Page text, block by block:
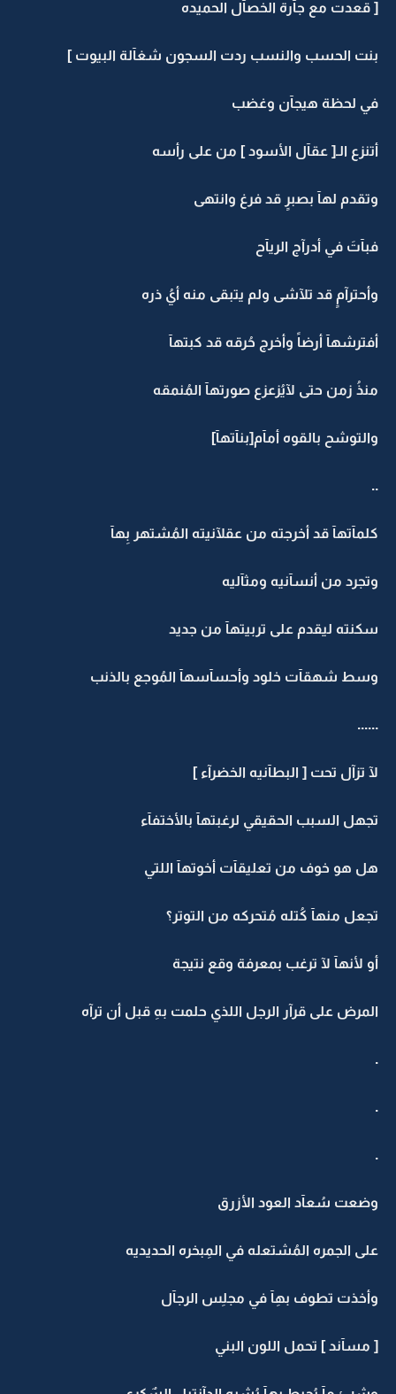
[ قعدت مع جآرة الخصآل الحميده
بنت الحسب والنسب ردت السجون شغآلة البيوت ]
في لحظة هيجآن وغضب
أتنزع الـ[ عقآل الأسود ] من على رأسه
وتقدم لهآ بصبرٍ قد فرغ وانتهى
فبآتَ في أدرآج الريآح
وأحترآمٍ قد تلآشى ولم يتبقى منه أيُ ذره
أفترشهآ أرضاً وأخرج حُرقه قد كبتهآ
منذُ زمن حتى لآيُزعزع صورتهآ المُنمقه
والتوشح بالقوه أمآم[بنآتهآ]
..
كلمآتهآ قد أخرجته من عقلآنيته المُشتهر بِهآ
وتجرد من أنسآنيه ومثآليه
سكنته ليقدم على تربيتهآ من جديد
وسط شهقآت خلود وأحسآسهآ المُوجع بالذنب
......
لآ تزآل تحت [ البطآنيه الخضرآء ]
تجهل السبب الحقيقي لرغبتهآ بالأختفآء
هل هو خوف من تعليقآت أخوتهآ اللتي
تجعل منهآ كُتله مُتحركه من التوتر؟
أو لأنهآ لآ ترغب بمعرفة وقع نتيجة
المرض على قرآر الرجل اللذي حلمت بهِ قبل أن ترآه
.
.
.
وضعت سُعآد العود الأزرق
على الجمره المُشتعله في المِبخره الحديديه
وأخذت تطوف بهِآ في مجلِس الرجآل
[ مسآند ] تحمل اللون البني